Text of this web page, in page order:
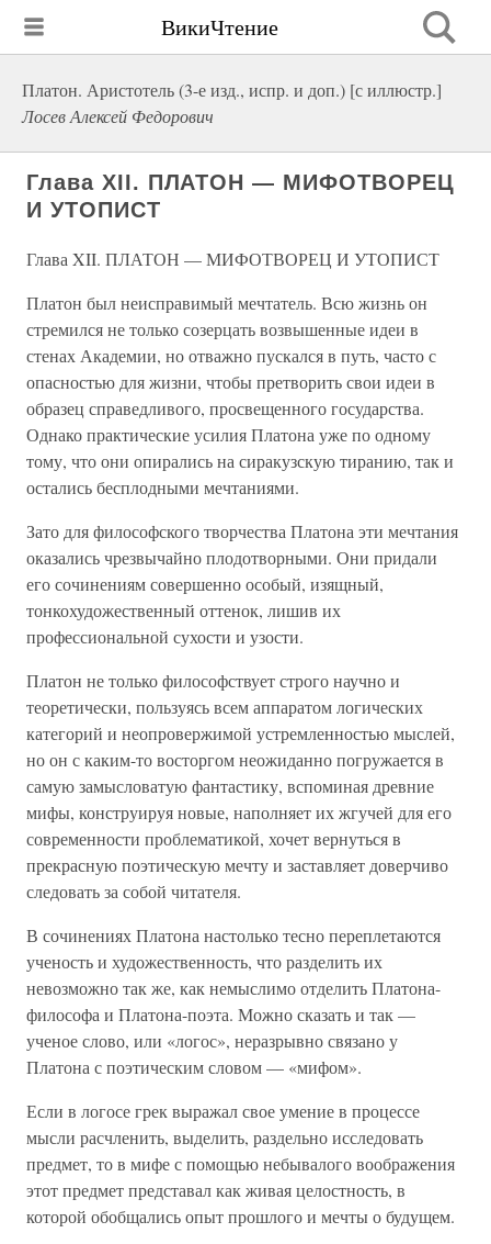
ВикиЧтение
Платон. Аристотель (3-е изд., испр. и доп.) [с иллюстр.]
Лосев Алексей Федорович
Глава XII. ПЛАТОН — МИФОТВОРЕЦ
И УТОПИСТ
Глава XII. ПЛАТОН — МИФОТВОРЕЦ И УТОПИСТ
Платон был неисправимый мечтатель. Всю жизнь он
стремился не только созерцать возвышенные идеи в
стенах Академии, но отважно пускался в путь, часто с
опасностью для жизни, чтобы претворить свои идеи в
образец справедливого, просвещенного государства.
Однако практические усилия Платона уже по одному
тому, что они опирались на сиракузскую тиранию, так и
остались бесплодными мечтаниями.
Зато для философского творчества Платона эти мечтания
оказались чрезвычайно плодотворными. Они придали
его сочинениям совершенно особый, изящный,
тонкохудожественный оттенок, лишив их
профессиональной сухости и узости.
Платон не только философствует строго научно и
теоретически, пользуясь всем аппаратом логических
категорий и неопровержимой устремленностью мыслей,
но он с каким-то восторгом неожиданно погружается в
самую замысловатую фантастику, вспоминая древние
мифы, конструируя новые, наполняет их жгучей для его
современности проблематикой, хочет вернуться в
прекрасную поэтическую мечту и заставляет доверчиво
следовать за собой читателя.
В сочинениях Платона настолько тесно переплетаются
ученость и художественность, что разделить их
невозможно так же, как немыслимо отделить Платона-
философа и Платона-поэта. Можно сказать и так —
ученое слово, или «логос», неразрывно связано у
Платона с поэтическим словом — «мифом».
Если в логосе грек выражал свое умение в процессе
мысли расчленить, выделить, раздельно исследовать
предмет, то в мифе с помощью небывалого воображения
этот предмет представал как живая целостность, в
которой обобщались опыт прошлого и мечты о будущем.